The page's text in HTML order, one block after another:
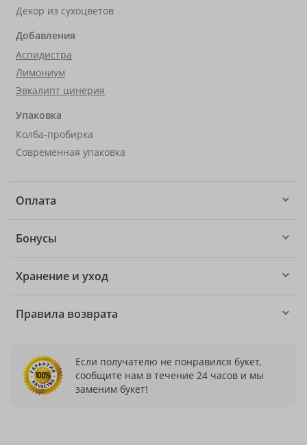
Декор из сухоцветов
Добавления
Аспидистра
Лимониум
Эвкалипт цинерия
Упаковка
Колба-пробирка
Современная упаковка
Оплата
Бонусы
Хранение и уход
Правила возврата
Если получателю не понравился букет,
сообщите нам в течение 24 часов и мы
заменим букет!